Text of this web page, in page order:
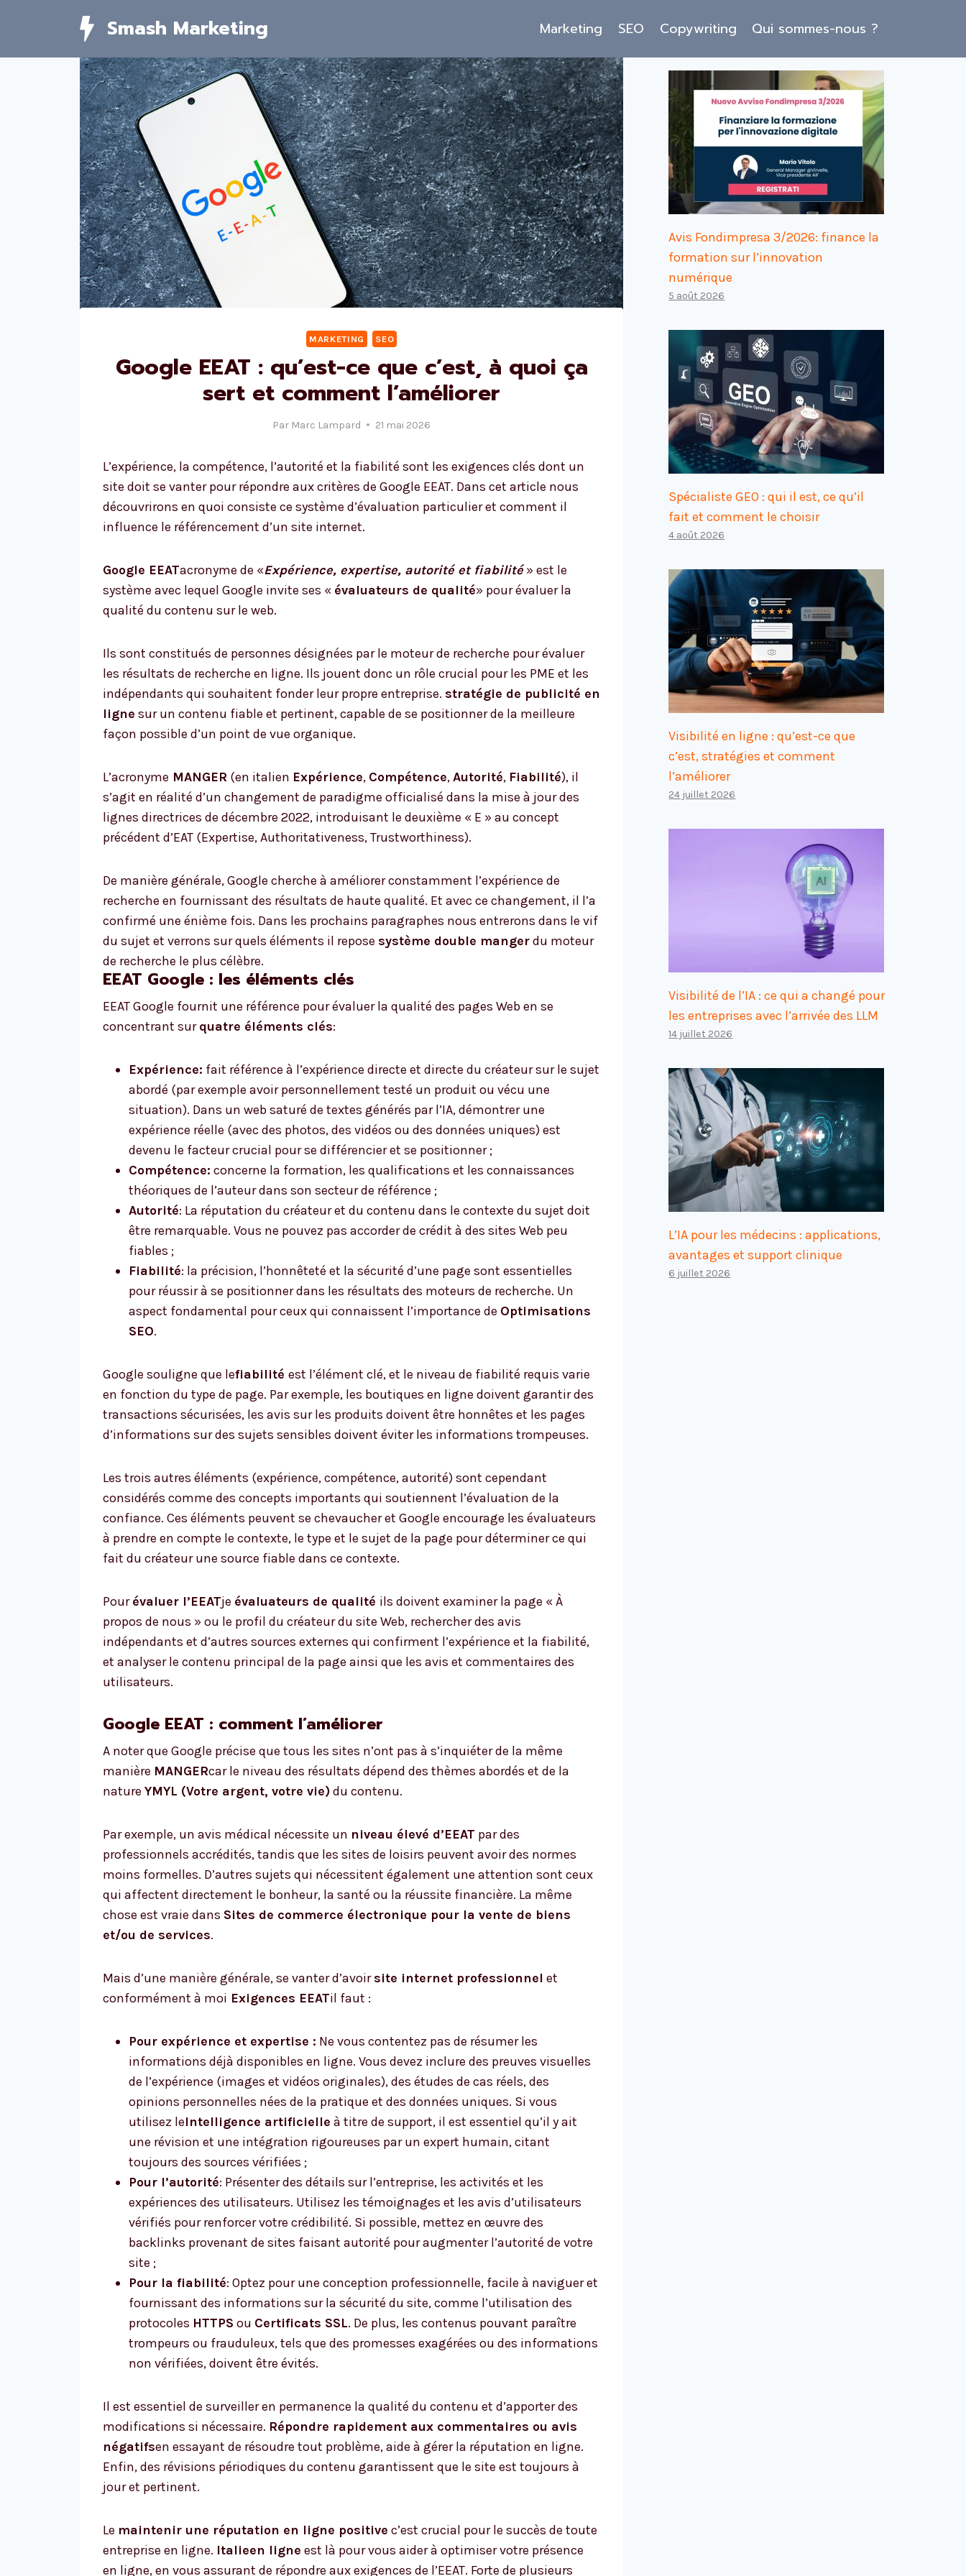
Smash Marketing Marketing SEO Copywriting Qui sommes-nous ?
MARKETING SEO
Google EEAT : qu’est-ce que c’est, à quoi ça
sert et comment l’améliorer
Par Marc Lampard 21 mai 2026
L’expérience, la compétence, l’autorité et la fiabilité sont les exigences clés dont un
site doit se vanter pour répondre aux critères de Google EEAT. Dans cet article nous
découvrirons en quoi consiste ce système d’évaluation particulier et comment il
influence le référencement d’un site internet.
Google EEATacronyme de «Expérience, expertise, autorité et fiabilité» est le
système avec lequel Google invite ses « évaluateurs de qualité» pour évaluer la
qualité du contenu sur le web.
Ils sont constitués de personnes désignées par le moteur de recherche pour évaluer
les résultats de recherche en ligne. Ils jouent donc un rôle crucial pour les PME et les
indépendants qui souhaitent fonder leur propre entreprise. stratégie de publicité en
ligne sur un contenu fiable et pertinent, capable de se positionner de la meilleure
façon possible d’un point de vue organique.
L’acronyme MANGER (en italien Expérience, Compétence,Autorité, Fiabilité), il
s’agit en réalité d’un changement de paradigme officialisé dans la mise à jour des
lignes directrices de décembre 2022, introduisant le deuxième « E » au concept
précédent d’EAT (Expertise, Authoritativeness, Trustworthiness).
De manière générale, Google cherche à améliorer constamment l’expérience de
recherche en fournissant des résultats de haute qualité. Et avec ce changement, il l’a
confirmé une énième fois. Dans les prochains paragraphes nous entrerons dans le vif
du sujet et verrons sur quels éléments il repose système double mangerdu moteur
de recherche le plus célèbre.
EEAT Google : les éléments clés
EEAT Google fournit une référence pour évaluer la qualité des pages Web en se
concentrant surquatre éléments clés:
Expérience: fait référence à l’expérience directe et directe du créateur sur le sujet
abordé (par exemple avoir personnellement testé un produit ou vécu une
situation). Dans un web saturé de textes générés par l’IA, démontrer une
expérience réelle (avec des photos, des vidéos ou des données uniques) est
devenu le facteur crucial pour se différencier et se positionner ;
Compétence: concerne la formation, les qualifications et les connaissances
théoriques de l’auteur dans son secteur de référence ;
Autorité: La réputation du créateur et du contenu dans le contexte du sujet doit
être remarquable. Vous ne pouvez pas accorder de crédit à des sites Web peu
fiables ;
Fiabilité: la précision, l’honnêteté et la sécurité d’une page sont essentielles
pour réussir à se positionner dans les résultats des moteurs de recherche. Un
aspect fondamental pour ceux qui connaissent l’importance de Optimisations
SEO.
Google souligne que lefiabilité est l’élément clé, et le niveau de fiabilité requis varie
en fonction du type de page. Par exemple, les boutiques en ligne doivent garantir des
transactions sécurisées, les avis sur les produits doivent être honnêtes et les pages
d’informations sur des sujets sensibles doivent éviter les informations trompeuses.
Les trois autres éléments (expérience, compétence, autorité) sont cependant
considérés comme des concepts importants qui soutiennent l’évaluation de la
confiance. Ces éléments peuvent se chevaucher et Google encourage les évaluateurs
à prendre en compte le contexte, le type et le sujet de la page pour déterminer ce qui
fait du créateur une source fiable dans ce contexte.
Pourévaluer l’EEATje évaluateurs de qualité ils doivent examiner la page « À
propos de nous » ou le profil du créateur du site Web, rechercher des avis
indépendants et d’autres sources externes qui confirment l’expérience et la fiabilité,
et analyser le contenu principal de la page ainsi que les avis et commentaires des
utilisateurs.
Google EEAT : comment l’améliorer
A noter que Google précise que tous les sites n’ont pas à s’inquiéter de la même
manière MANGERcar le niveau des résultats dépend des thèmes abordés et de la
nature YMYL (Votre argent, votre vie)du contenu.
Par exemple, un avis médical nécessite un niveau élevé d’EEAT par des
professionnels accrédités, tandis que les sites de loisirs peuvent avoir des normes
moins formelles. D’autres sujets qui nécessitent également une attention sont ceux
qui affectent directement le bonheur, la santé ou la réussite financière. La même
chose est vraie dans Sites de commerce électronique pour la vente de biens
et/ou de services.
Mais d’une manière générale, se vanter d’avoirsite internet professionnel et
conformément à moi Exigences EEATil faut :
Pour expérience et expertise : Ne vous contentez pas de résumer les
informations déjà disponibles en ligne. Vous devez inclure des preuves visuelles
de l’expérience (images et vidéos originales), des études de cas réels, des
opinions personnelles nées de la pratique et des données uniques. Si vous
utilisez leIntelligence artificielle à titre de support, il est essentiel qu’il y ait
une révision et une intégration rigoureuses par un expert humain, citant
toujours des sources vérifiées ;
Pour l’autorité: Présenter des détails sur l’entreprise, les activités et les
expériences des utilisateurs. Utilisez les témoignages et les avis d’utilisateurs
vérifiés pour renforcer votre crédibilité. Si possible, mettez en œuvre des
backlinks provenant de sites faisant autorité pour augmenter l’autorité de votre
site ;
Pour la fiabilité: Optez pour une conception professionnelle, facile à naviguer et
fournissant des informations sur la sécurité du site, comme l’utilisation des
protocoles HTTPS ou Certificats SSL. De plus, les contenus pouvant paraître
trompeurs ou frauduleux, tels que des promesses exagérées ou des informations
non vérifiées, doivent être évités.
Il est essentiel de surveiller en permanence la qualité du contenu et d’apporter des
modifications si nécessaire. Répondre rapidement aux commentaires ou avis
négatifsen essayant de résoudre tout problème, aide à gérer la réputation en ligne.
Enfin, des révisions périodiques du contenu garantissent que le site est toujours à
jour et pertinent.
Le maintenir une réputation en ligne positive c’est crucial pour le succès de toute
entreprise en ligne. Italieen ligne est là pour vous aider à optimiser votre présence
en ligne, en vous assurant de répondre aux exigences de l’EEAT. Forte de plusieurs
Avis Fondimpresa 3/2026: finance la
formation sur l’innovation
numérique
5 août 2026
Spécialiste GEO : qui il est, ce qu’il
fait et comment le choisir
4 août 2026
Visibilité en ligne : qu’est-ce que
c’est, stratégies et comment
l’améliorer
24 juillet 2026
Visibilité de l’IA : ce qui a changé pour
les entreprises avec l’arrivée des LLM
14 juillet 2026
L’IA pour les médecins : applications,
avantages et support clinique
6 juillet 2026